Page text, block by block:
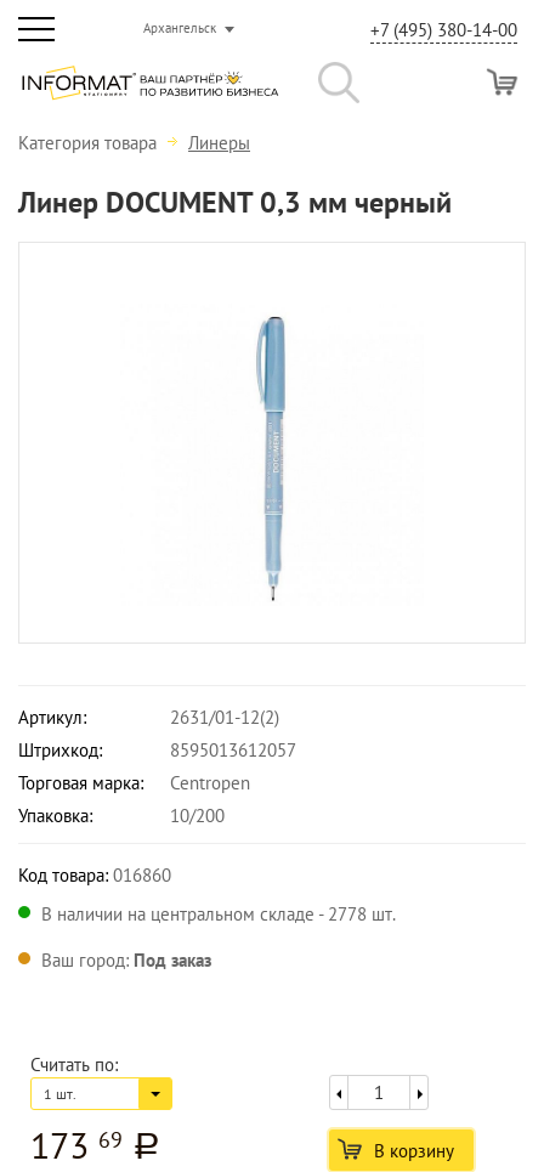
Архангельск +7 (495) 380-14-00
Категория товара Линеры
Линер DOCUMENT 0,3 мм черный
Артикул:
2631/01-12(2)
Штрихкод:
8595013612057
Торговая марка:
Centropen
Упаковка:
10/200
Код товара: 016860
В наличии на центральном складе - 2778 шт.
Ваш город: Под заказ
Считать по:
1 шт.
173 69 a В корзину